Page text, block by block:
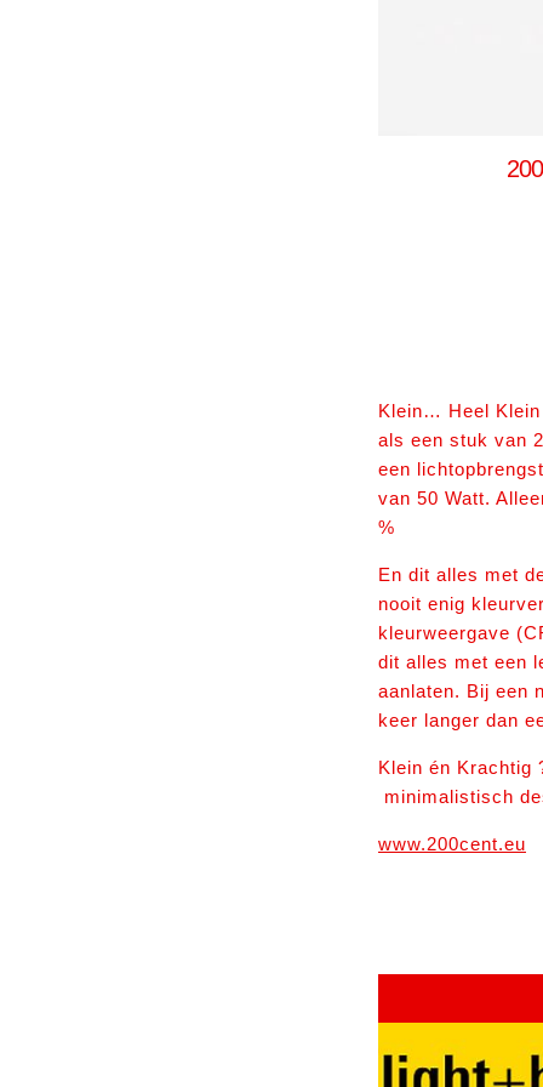
Klein… Heel
als een stuk van
een
van 50 Watt.
%
En dit alles met
nooit enig
kleurweergave
dit alles met een
aanlaten. Bij een
keer langer dan
Klein én Krachtig
minimalistisch
www.200cent.eu